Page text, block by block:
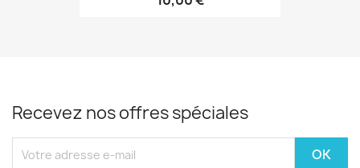
Recevez nos offres spéciales